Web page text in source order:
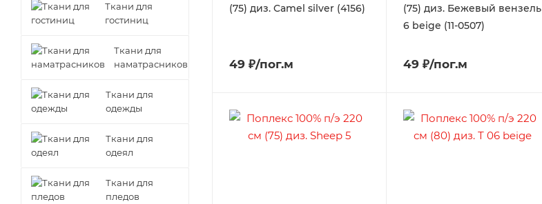
(75) диз. Camel silver (4156)
49 ₽/пог.м
(75) диз. Бежевый вензель
6 beige (11-0507)
49 ₽/пог.м
Ткани для
гостиниц
Ткани для
наматрасников
Ткани для
одежды
Ткани для
одеял
Ткани для
пледов